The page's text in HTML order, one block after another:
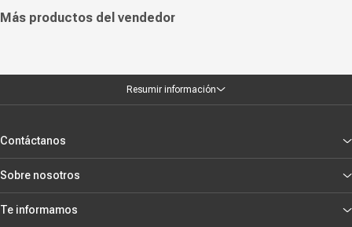
Más productos del vendedor
Resumir información
Contáctanos
Sobre nosotros
Te informamos